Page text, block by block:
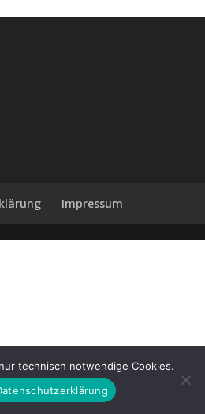
Impressum
technisch notwendige Cookies.